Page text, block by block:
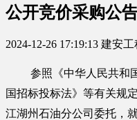
公开竞价采购公
2024-12-26 17:19:13 建安工
参照《中华人民共和
国招标投标法》等有关规
江湖州石油分公司委托，